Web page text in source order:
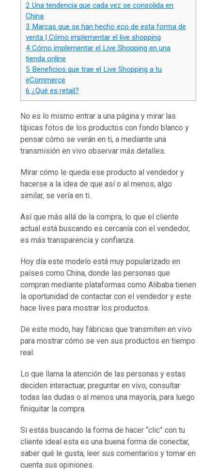
2 Una tendencia que cada vez se consolida en
China
3 Marcas que se han hecho eco de esta forma de
venta | Cómo implementar el live shopping
4 Cómo implementar el Live Shopping en una
tienda online
5 Beneficios que trae el Live Shopping a tu
eCommerce
6 ¿Qué es retail?
No es lo mismo entrar a una página y mirar las
típicas fotos de los productos con fondo blanco y
pensar cómo se verán en ti, a mediante una
transmisión en vivo observar más detalles.
Mirar cómo le queda ese producto al vendedor y
hacerse a la idea de que así o al menos, algo
similar, se vería en ti.
Así que más allá de la compra, lo que el cliente
actual está buscando es cercanía con el vendedor,
es más transparencia y confianza.
Hoy día este modelo está muy popularizado en
países como China, donde las personas que
compran mediante plataformas como Alibaba tienen
la oportunidad de contactar con el vendedor y este
hace lives para mostrar los productos.
De este modo, hay fábricas que transmiten en vivo
para mostrar cómo se ven sus productos en tiempo
real.
Lo que llama la atención de las personas y estas
deciden interactuar, preguntar en vivo, consultar
todas las dudas o al menos una mayoría, para luego
finiquitar la compra.
Si estás buscando la forma de hacer “clic” con tu
cliente ideal esta es una buena forma de conectar,
saber qué le gusta, leer sus comentarios y tomar en
cuenta sus opiniones.